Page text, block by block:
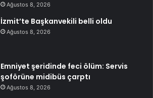
Ağustos 8, 2026
İzmit’te Başkanvekili belli oldu
Ağustos 8, 2026
Emniyet şeridinde feci ölüm: Servis
şoförüne midibüs çarptı
Ağustos 8, 2026